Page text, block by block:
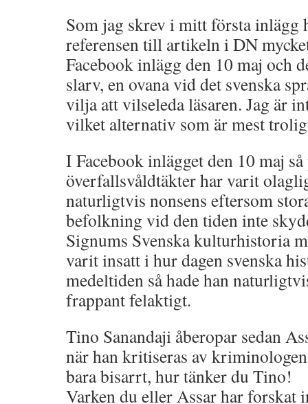
Som jag skrev i mitt första inlägg
referensen till artikeln i DN
Facebook inlägg den 10 maj och
slarv, en ovana vid det svenska
vilja att vilseleda läsaren. Jag är
vilket alternativ som är mest
I Facebook inlägget den 10 maj
överfallsvåldtäkter har varit
naturligtvis nonsens eftersom
befolkning vid den tiden inte
Signums Svenska kulturhistoria
varit insatt i hur dagen svenska
medeltiden så hade han
frappant felaktigt.
Tino Sanandaji åberopar sedan
när han kritiseras av
bara bisarrt, hur tänker du Tino!
Varken du eller Assar har forskat